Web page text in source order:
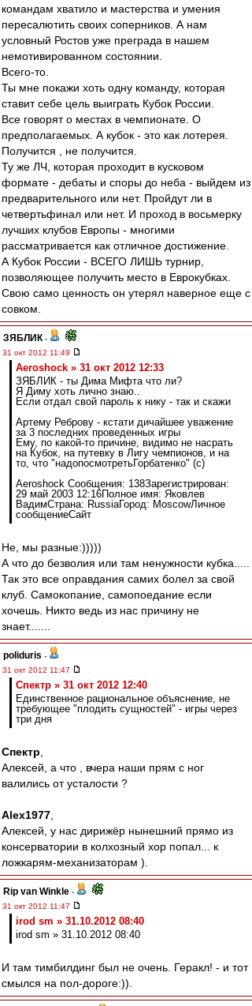
командам хватило и мастерства и умения
пересалютить своих соперников. А нам
условный Ростов уже преграда в нашем
немотивированном состоянии.
Всего-то.
Ты мне покажи хоть одну команду, которая
ставит себе цель выиграть Кубок России.
Все говорят о местах в чемпионате. О
предполагаемых. А кубок - это как лотерея.
Получится , не получится.
Ту же ЛЧ, которая проходит в кусковом
формате - дебаты и споры до неба - выйдем из
предварительного или нет. Пройдут ли в
четвертьфинал или нет. И проход в восьмерку
лучших клубов Европы - многими
рассматривается как отличное достижение.
А Кубок России - ВСЕГО ЛИШЬ турнир,
позволяющее получить место в Еврокубках.
Свою само ценность он утерял наверное еще с
совком.
ЗЯБЛИК -
31 окт 2012 11:49
Aeroshock » 31 окт 2012 12:33
ЗЯБЛИК - ты Дима Мифта что ли?
Я Диму хоть лично знаю..
Если отдал свой пароль к нику - так и скажи
Артему Реброву - кстати дичайшее уважение
за 3 последних проведенных игры
Ему, по какой-то причине, видимо не насрать
на Кубок, на путевку в Лигу чемпионов, и на
то, что "надопосмотретьГорбатенко" (с)
Aeroshock Сообщения: 138Зарегистрирован:
29 май 2003 12:16Полное имя: Яковлев
ВадимСтрана: RussiaГород: MoscowЛичное
сообщениеСайт
Не, мы разные:)))))
А что до безволия или там ненужности кубка.....
Так это все оправдания самих болел за свой
клуб. Самокопание, самопоедание если
хочешь. Никто ведь из нас причину не
знает.......
poliduris -
31 окт 2012 11:47
Спектр » 31 окт 2012 12:40
Единственное рациональное объяснение, не
требующее "плодить сущностей" - игры через
три дня
Спектр
Алексей, а что , вчера наши прям с ног
валились от усталости ?
Alex1977
Алексей, у нас дирижёр нынешний прямо из
консерватории в колхозный хор попал... к
ложкарям-механизаторам ).
Rip van Winkle -
31 окт 2012 11:47
irod sm » 31.10.2012 08:40
irod sm » 31.10.2012 08:40
И там тимбилдинг был не очень. Геракл! - и тот
смылся на пол-дороге:)).